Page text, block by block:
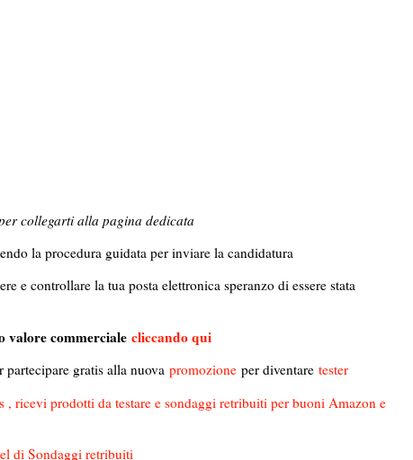
collegarti alla pagina dedicata
la procedura guidata per inviare la candidatura
e controllare la tua posta elettronica speranzo di essere stata
valore commerciale cliccando qui
gratis alla nuova promozioneper diventare tester
, ricevi prodotti da testare e sondaggi retribuiti per buoni Amazon e
di Sondaggi retribuiti